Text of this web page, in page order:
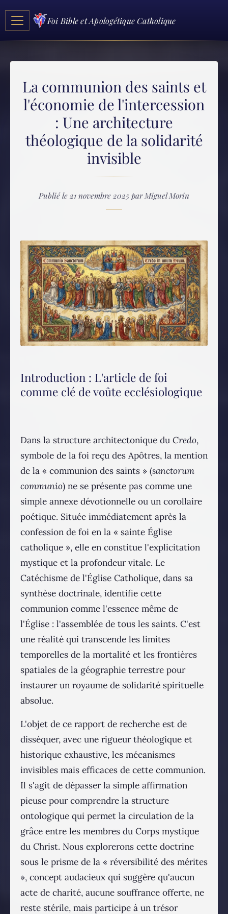
Foi Bible et Apologétique Catholique
La communion des saints et
l'économie de l'intercession
: Une architecture
théologique de la solidarité
invisible
Publié le 21 novembre 2025 par Miguel Morin
Introduction : L'article de foi
comme clé de voûte ecclésiologique
Dans la structure architectonique du Credo,
symbole de la foi reçu des Apôtres, la mention
de la « communion des saints » (sanctorum
communio) ne se présente pas comme une
simple annexe dévotionnelle ou un corollaire
poétique. Située immédiatement après la
confession de foi en la « sainte Église
catholique », elle en constitue l'explicitation
mystique et la profondeur vitale. Le
Catéchisme de l'Église Catholique, dans sa
synthèse doctrinale, identifie cette
communion comme l'essence même de
l'Église : l'assemblée de tous les saints. C'est
une réalité qui transcende les limites
temporelles de la mortalité et les frontières
spatiales de la géographie terrestre pour
instaurer un royaume de solidarité spirituelle
absolue.
L'objet de ce rapport de recherche est de
disséquer, avec une rigueur théologique et
historique exhaustive, les mécanismes
invisibles mais efficaces de cette communion.
Il s'agit de dépasser la simple affirmation
pieuse pour comprendre la structure
ontologique qui permet la circulation de la
grâce entre les membres du Corps mystique
du Christ. Nous explorerons cette doctrine
sous le prisme de la « réversibilité des mérites
», concept audacieux qui suggère qu'aucun
acte de charité, aucune souffrance offerte, ne
reste stérile, mais participe à un trésor